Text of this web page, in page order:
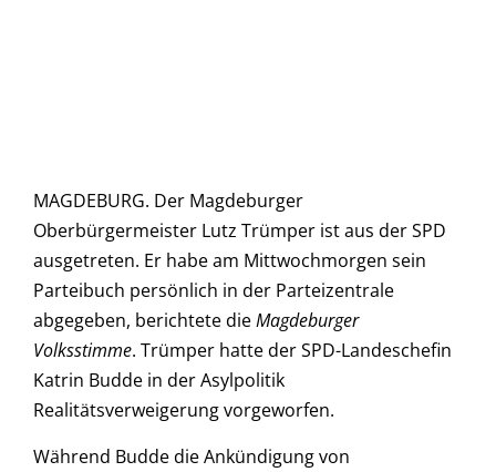
MAGDEBURG. Der Magdeburger
Oberbürgermeister Lutz Trümper ist aus der SPD
ausgetreten. Er habe am Mittwochmorgen sein
Parteibuch persönlich in der Parteizentrale
abgegeben, berichtete dieMagdeburger
Volksstimme. Trümper hatte der SPD-Landeschefin
Katrin Budde in der Asylpolitik
Realitätsverweigerung vorgeworfen.
Während Budde die Ankündigung von